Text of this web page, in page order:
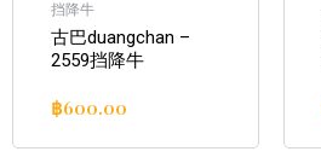
挡降牛
古巴duangchan –
2559挡降牛
฿600.00